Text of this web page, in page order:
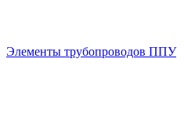
Элементы трубопроводов ППУ